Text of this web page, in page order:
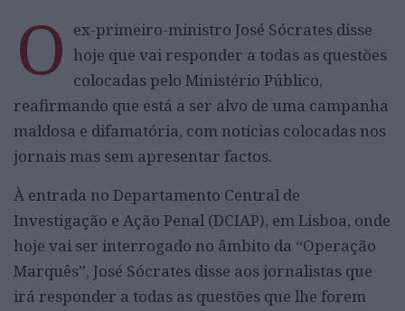
O ex-primeiro-ministro José Sócrates disse
hoje que vai responder a todas as questões
colocadas pelo Ministério Público,
reafirmando que está a ser alvo de uma campanha
maldosa e difamatória, com notícias colocadas nos
jornais mas sem apresentar factos.
À entrada no Departamento Central de
Investigação e Ação Penal (DCIAP), em Lisboa, onde
hoje vai ser interrogado no âmbito da “Operação
Marquês”, José Sócrates disse aos jornalistas que
irá responder a todas as questões que lhe forem